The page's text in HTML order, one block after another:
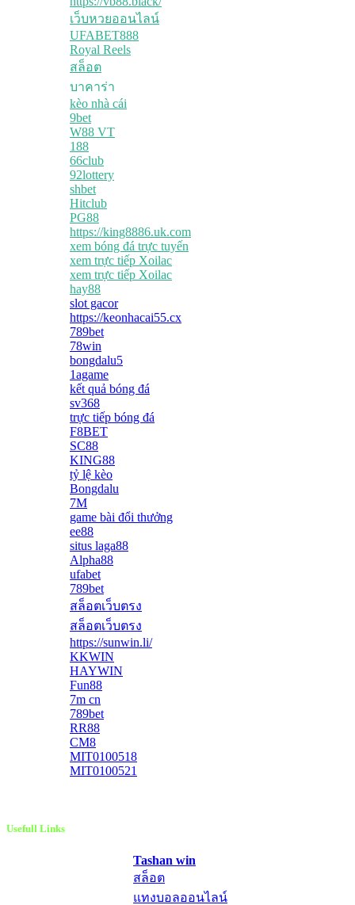
เว็บหวยออนไลน์
UFABET888
Royal Reels
สล็อต
บาคาร่า
kèo nhà cái
9bet
W88 VT
188
66club
92lottery
shbet
Hitclub
PG88
https://king8886.uk.com
xem bóng đá trực tuyến
xem trực tiếp Xoilac
xem trực tiếp Xoilac
hay88
slot gacor
https://keonhacai55.cx
789bet
78win
bongdalu5
1agame
kết quả bóng đá
sv368
trực tiếp bóng đá
F8BET
SC88
KING88
tỷ lệ kèo
Bongdalu
7M
game bài đổi thưởng
ee88
situs laga88
Alpha88
ufabet
789bet
สล็อตเว็บตรง
สล็อตเว็บตรง
https://sunwin.li/
KKWIN
HAYWIN
Fun88
7m cn
789bet
RR88
CM8
MIT0100518
MIT0100521
Usefull Links
Tashan win
สล็อต
แทงบอลออนไลน์